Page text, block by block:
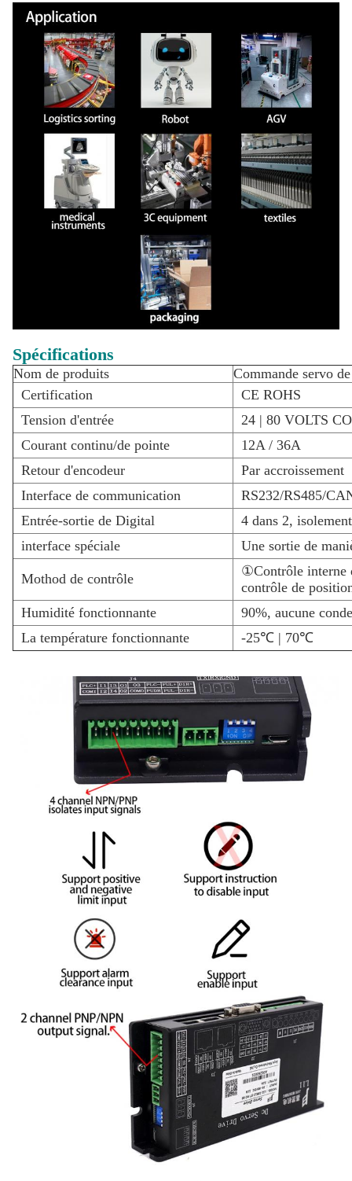
Spécifications
Nom de produits
Commande servo
Certification
CE ROHS
Tension d'entrée
24 | 80 VOLTS
Courant continu/de pointe
12A / 36A
Retour d'encodeur
Par accroissement
Interface de communication
RS232/RS485/
Entrée-sortie de Digital
4 dans 2,
interface spéciale
Une sortie de
Mothod de contrôle
①Contrôle interne
contrôle de
Humidité fonctionnante
90%, aucune
La température fonctionnante
-25℃ | 70℃